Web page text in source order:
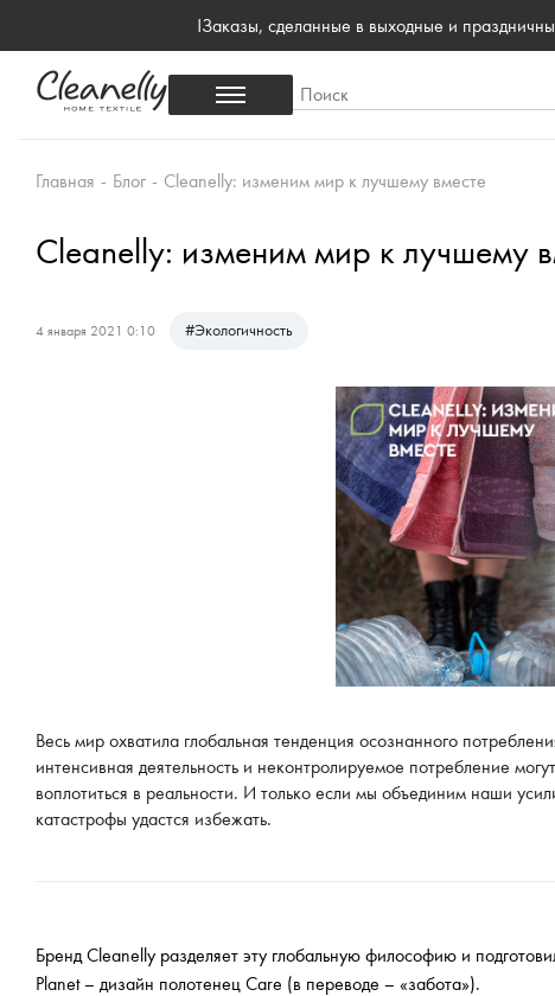
!Заказы, сделанные в выходные и
Главная - Блог - Cleanelly: изменим мир к лучшему вместе
Cleanelly: изменим мир к лучшему
4 января 2021 0:10 #Экологичность
Весь мир охватила глобальная тенденция осознанного
интенсивная деятельность и неконтролируемое потребление
воплотиться в реальности. И только если мы объединим наши
катастрофы удастся избежать.
Бренд Cleanelly разделяет эту глобальную философию и
Planet – дизайн полотенец Care (в переводе – «забота»).